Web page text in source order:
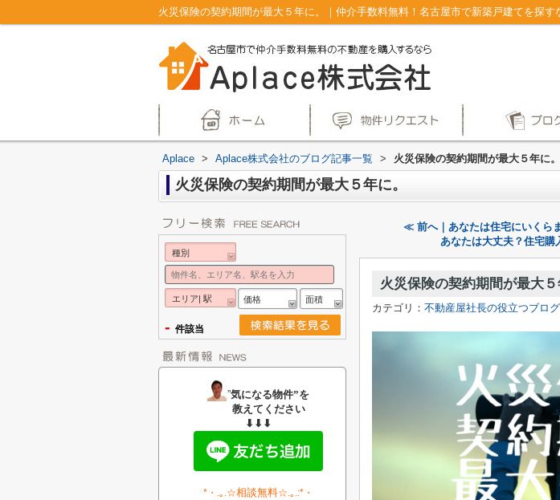
火災保険の契約期間が最大５年に。｜仲介手数料無料！名古屋市で新築戸建てを探す
Aplace > Aplace株式会社のブログ記事一覧 > 火災保険の契約期間が最大５年に。
火災保険の契約期間が最大５年に。
≪ 前へ｜あなたは住宅にいくら
あなたは大丈夫？住宅
火災保険の契約期間が最大５
カテゴリ： 不動産屋社長の役立つブログ
種別
エリア| 駅 価格 面積
- 件該当
”気になる物件”を
教えてください
⬇⬇⬇
*・ .｡.☆相談無料☆.｡.:*・